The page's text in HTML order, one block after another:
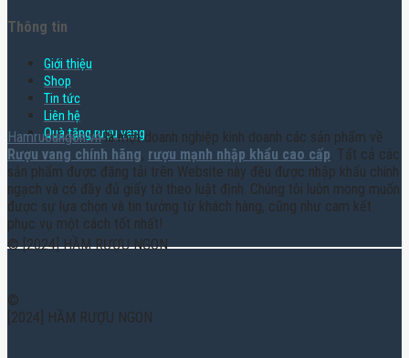
Thông tin
Giới thiệu
Shop
Tin tức
Liên hệ
Quà tặng rượu vang
Hamruoungon.vnlà một doanh nghiệp kinh doanh các sản phẩm về
Rượu vang chính hãng, rượu mạnh nhập khẩu cao cấp. Tất cả các
sản phẩm được đăng tải trên Website này đều được nhập khẩu chính
ngạch và có đầy đủ giấy tờ theo luật định. Chúng tôi luôn mong muốn
được sự lựa chọn và tin tưởng từ khách hàng, cũng như cam kết
phục vụ một cách tốt nhất!
© [2024] HẦM RƯỢU NGON
©
[2024] HẦM RƯỢU NGON